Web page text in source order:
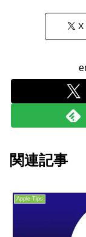
X
関連記事
Apple Tips